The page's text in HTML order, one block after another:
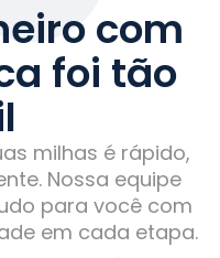
com
foi tão
milhas é rápido,
Nossa equipe
para você com
em cada etapa.